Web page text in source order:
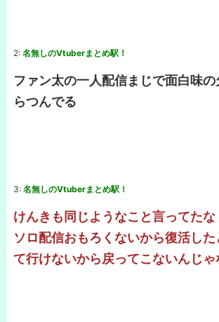
2: 名無しのVtuberまとめ駅！
ファン太の一人配信まじで面白味
らつんでる
3: 名無しのVtuberまとめ駅！
けんきも同じようなこと言ってたな
ソロ配信おもろくないから復活した
て行けないから戻ってこないんじゃ